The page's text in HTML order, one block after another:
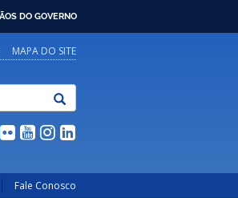
DO GOVERNO
MAPA DO SITE
Fale Conosco